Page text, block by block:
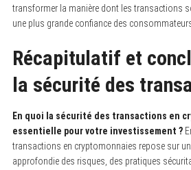
transformer la manière dont les transactions
une plus grande confiance des
Récapitulatif et
la sécurité des
En quoi la sécurité des transactions en
essentielle pour votre investissement ?
transactions en cryptomonnaies repose sur
approfondie des risques, des pratiques